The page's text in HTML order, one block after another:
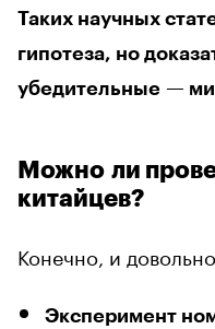
Таких научных
гипотеза, но
убедительные —
Можно ли
китайцев?
Конечно, и
Эксперимент